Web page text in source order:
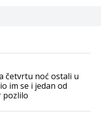
četvrtu noć ostali u
im se i jedan od
pozlilo